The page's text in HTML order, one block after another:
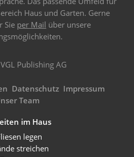
Haus und Garten. Gerne
Sie per Mail über unsere
Publishing AG
Datenschutz Impressum
Team
im Haus
legen
streichen